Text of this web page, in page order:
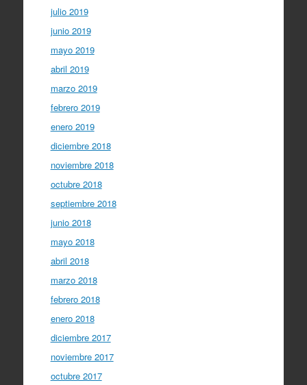
julio 2019
junio 2019
mayo 2019
abril 2019
marzo 2019
febrero 2019
enero 2019
diciembre 2018
noviembre 2018
octubre 2018
septiembre 2018
junio 2018
mayo 2018
abril 2018
marzo 2018
febrero 2018
enero 2018
diciembre 2017
noviembre 2017
octubre 2017